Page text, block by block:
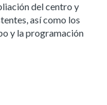
del centro y
así como los
y la programación